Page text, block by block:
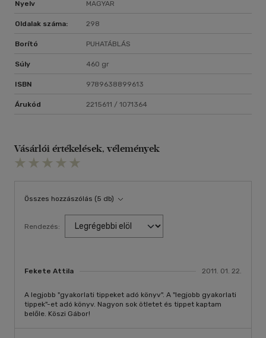
Nyelv MAGYAR
Oldalak száma: 298
Borító PUHATÁBLÁS
Súly 460 gr
ISBN 9789638899613
Árukód 2215611 / 1071364
Vásárlói értékelések, vélemények
Összes hozzászólás (5 db)
Rendezés:
Fekete Attila 2011. 01. 22.
A legjobb "gyakorlati tippeket adó könyv". A "legjobb gyakorlati
tippek"-et adó könyv. Nagyon sok ötletet és tippet kaptam
belőle. Köszi Gábor!